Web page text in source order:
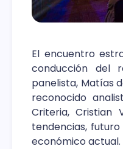
El encuentro
conducción del
panelista, Matías
reconocido
Criteria, Cristian
tendencias,
económico actual.